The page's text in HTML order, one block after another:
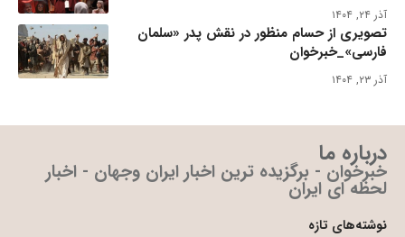
آذر ۲۴, ۱۴۰۴
تصویری از حسام منظور در نقش پدر «سلمان
فارسی»_خبرخوان
آذر ۲۳, ۱۴۰۴
درباره ما
خبرخوان - برگزیده ترین اخبار ایران وجهان - اخبار
لحظه ای ایران
نوشته‌های تازه